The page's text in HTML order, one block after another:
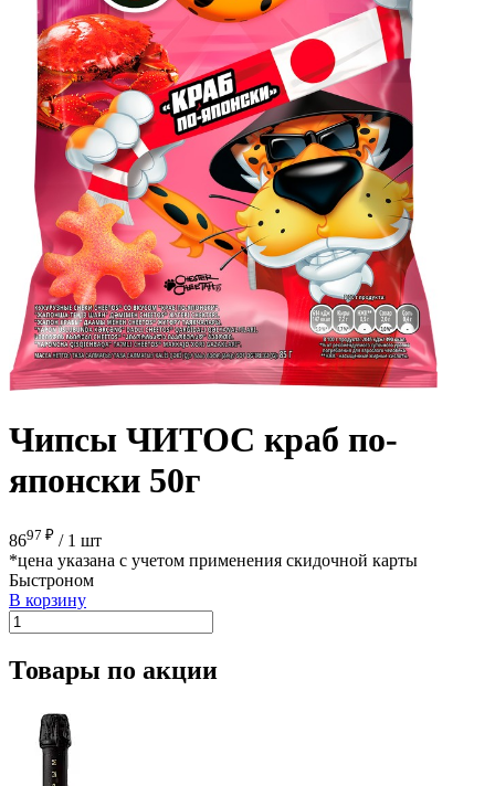
Чипсы ЧИТОС краб по-
японски 50г
8697 ₽ / 1 шт
*цена указана с учетом применения скидочной карты
Быстроном
В корзину
Товары по акции